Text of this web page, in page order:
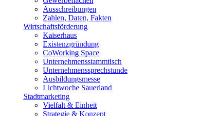
Ausschreibungen
Zahlen, Daten, Fakten
Wirtschaftsförderung
Kaiserhaus
Existenzgründung
CoWorking Space
Unternehmensstammtisch
Unternehmenssprechstunde
Ausbildungsmesse
Lichtwoche Sauerland
Stadtmarketing
Vielfalt & Einheit
Strategie & Konzept